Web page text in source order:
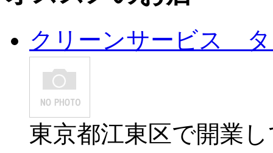
クリーンサービス
東京都江東区で開業